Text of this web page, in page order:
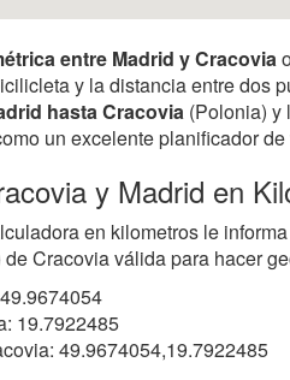
entre Madrid y Cracovia
y la distancia entre dos
hasta Cracovia (Polonia) y
un excelente planificador
y Madrid en
en kilometros le
Cracovia válida para hacer
19.7922485
49.9674054,19.7922485